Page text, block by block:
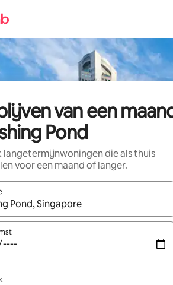
van een
Pond
langetermijnwoningen die als thuis
voor een maand of langer.
er resultaten beschikbaar zijn, maak je